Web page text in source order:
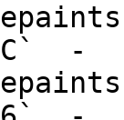
-